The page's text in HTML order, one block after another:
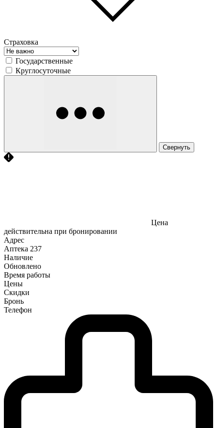
Страховка
Государственные
Круглосуточные
Свернуть
Цена
действительна при бронировании
Адрес
Аптека 237
Наличие
Обновлено
Время работы
Цены
Скидки
Бронь
Телефон